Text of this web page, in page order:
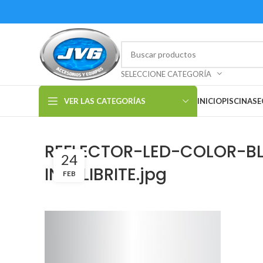
SELECCIONE CATEGORÍA
VER LAS CATEGORÍAS INICIOPISCINAS
REFLECTOR-LED-COLOR-
INTILLIBRITE.jpg
24
FEB